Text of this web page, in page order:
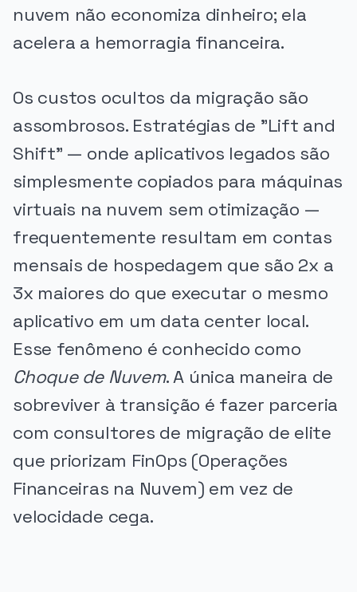
nuvem não economiza dinheiro; ela
acelera a hemorragia financeira.
Os custos ocultos da migração são
assombrosos. Estratégias de "Lift and
Shift" — onde aplicativos legados são
simplesmente copiados para máquinas
virtuais na nuvem sem otimização —
frequentemente resultam em contas
mensais de hospedagem que são 2x a
3x maiores do que executar o mesmo
aplicativo em um data center local.
Esse fenômeno é conhecido como
Choque de Nuvem. A única maneira de
sobreviver à transição é fazer parceria
com consultores de migração de elite
que priorizam FinOps (Operações
Financeiras na Nuvem) em vez de
velocidade cega.